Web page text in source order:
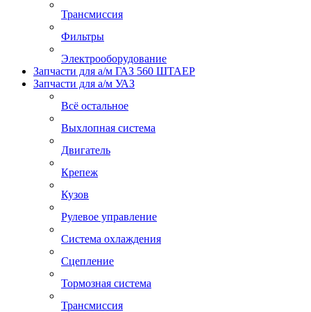
Трансмиссия
Фильтры
Электрооборудование
Запчасти для а/м ГАЗ 560 ШТАЕР
Запчасти для а/м УАЗ
Всё остальное
Выхлопная система
Двигатель
Крепеж
Кузов
Рулевое управление
Система охлаждения
Сцепление
Тормозная система
Трансмиссия